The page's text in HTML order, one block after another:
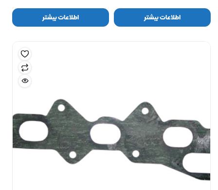
اطلاعات بیشتر اطلاعات بیشتر